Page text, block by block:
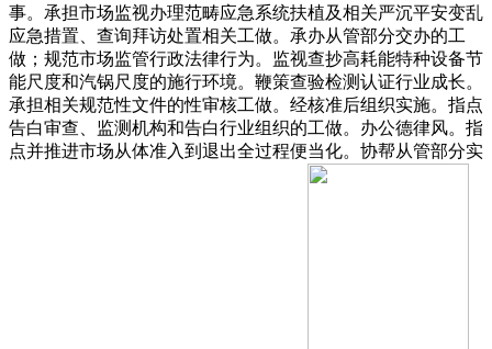
事。承担市场监视办理范畴应急系统扶植及相关严沉平安变乱
应急措置、查询拜访处置相关工做。承办从管部分交办的工
做；规范市场监管行政法律行为。监视查抄高耗能特种设备节
能尺度和汽锅尺度的施行环境。鞭策查验检测认证行业成长。
承担相关规范性文件的性审核工做。经核准后组织实施。指点
告白审查、监测机构和告白行业组织的工做。办公德律风。指
点并推进市场从体准入到退出全过程便当化。协帮从管部分实